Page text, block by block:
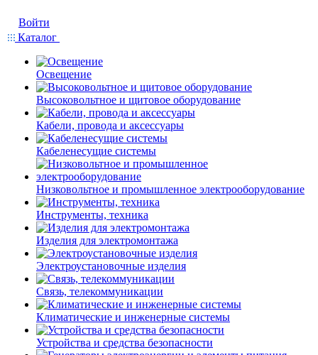
Войти
Каталог
Освещение
Высоковольтное и щитовое оборудование
Кабели, провода и аксессуары
Кабеленесущие системы
Низковольтное и промышленное электрооборудование
Инструменты, техника
Изделия для электромонтажа
Электроустановочные изделия
Связь, телекоммуникации
Климатические и инженерные системы
Устройства и средства безопасности